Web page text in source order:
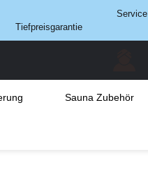
Tiefpreisgarantie
Service
Sauna Zubehör